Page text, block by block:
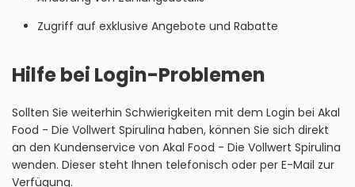
Zugriff auf exklusive Angebote und Rabatte
Hilfe bei Login-Problemen
Sollten Sie weiterhin Schwierigkeiten mit dem Login bei Akal
Food - Die Vollwert Spirulina haben, können Sie sich direkt
an den Kundenservice von Akal Food - Die Vollwert Spirulina
wenden. Dieser steht Ihnen telefonisch oder per E-Mail zur
Verfügung.